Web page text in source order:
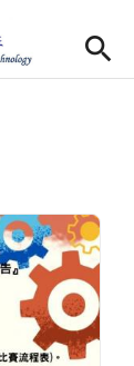
Open